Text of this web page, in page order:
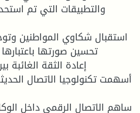
والتطبيقات التي تم